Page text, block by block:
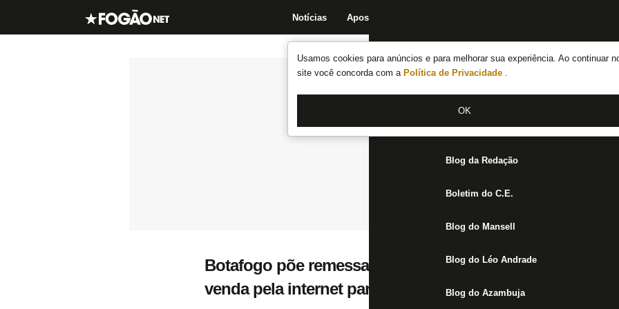
Usamos cookies para anúncios e para melhorar sua experiência. Ao continuar
site você concorda com a Política de Privacidade .
OK
Notícias Apostas
Notícias do Botafogo
Fórum
Jogos
Blog da Redação
Boletim do C.E.
Blog do Mansell
Blog do Léo Andrade
Blog do Azambuja
Botafogo põe remessa limitada de ingressos que foram
venda pela internet para jogo contra o Vasco